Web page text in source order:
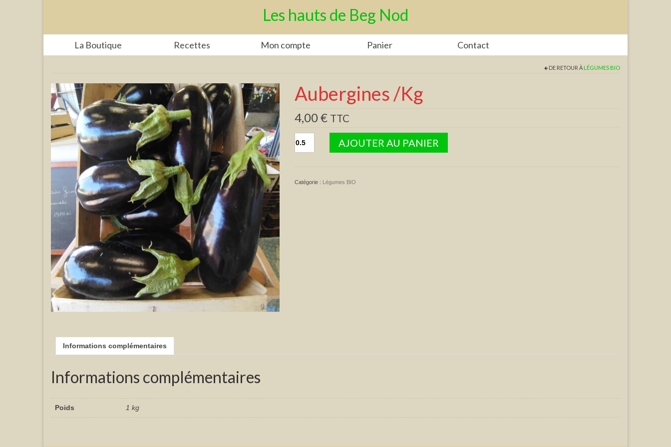
Les hauts de Beg Nod
La Boutique Recettes Mon compte Panier Contact
DE RETOUR À LÉGUMES BIO
Aubergines /Kg
4,00€ TTC
de
AJOUTER AU PANIER
Catégorie : Légumes BIO
Informations complémentaires
Informations complémentaires
Poids 1 kg